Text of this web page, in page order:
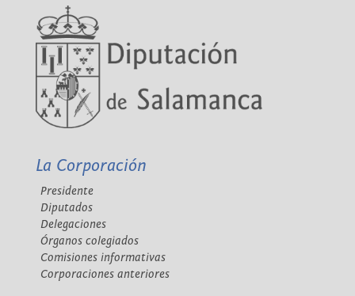
La Corporación
Presidente
Diputados
Delegaciones
Órganos colegiados
Comisiones informativas
Corporaciones anteriores